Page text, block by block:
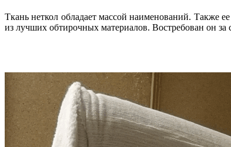
Ткань неткол обладает массой наименований. Также
из лучших обтирочных материалов. Востребован он за